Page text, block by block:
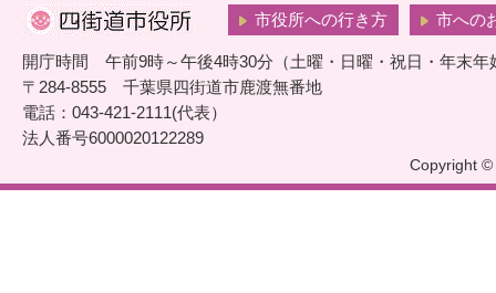
市役所への行き方 市への
開庁時間 午前9時～午後4時30分（土曜・日曜・祝日・年末年
〒284-8555 千葉県四街道市鹿渡無番地
電話：043-421-2111(代表）
法人番号6000020122289
Copyright ©